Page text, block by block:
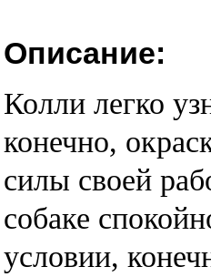
Описание:
Колли легко
конечно,
силы своей
собаке
условии,